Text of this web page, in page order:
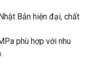
Bản hiện đại, chất
phù hợp với nhu